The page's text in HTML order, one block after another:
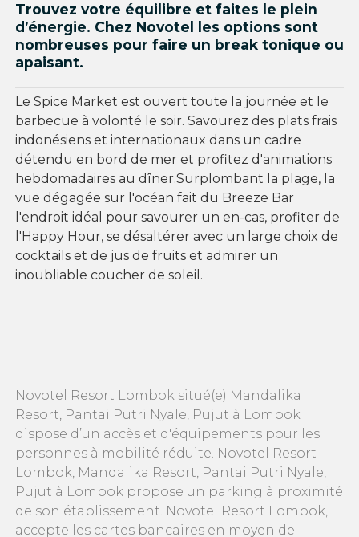
Trouvez votre équilibre et faites le plein
d’énergie. Chez Novotel les options sont
nombreuses pour faire un break tonique ou
apaisant.
Le Spice Market est ouvert toute la journée et le
barbecue à volonté le soir. Savourez des plats frais
indonésiens et internationaux dans un cadre
détendu en bord de mer et profitez d'animations
hebdomadaires au dîner.Surplombant la plage, la
vue dégagée sur l'océan fait du Breeze Bar
l'endroit idéal pour savourer un en-cas, profiter de
l'Happy Hour, se désaltérer avec un large choix de
cocktails et de jus de fruits et admirer un
inoubliable coucher de soleil.
Novotel Resort Lombok situé(e) Mandalika
Resort, Pantai Putri Nyale, Pujut à Lombok
dispose d’un accès et d'équipements pour les
personnes à mobilité réduite. Novotel Resort
Lombok, Mandalika Resort, Pantai Putri Nyale,
Pujut à Lombok propose un parking à proximité
de son établissement. Novotel Resort Lombok,
accepte les cartes bancaires en moyen de